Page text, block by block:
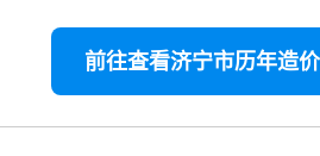
前往查看济宁市历年造